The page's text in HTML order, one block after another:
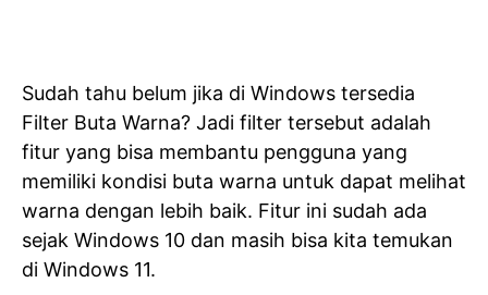
Sudah tahu belum jika di Windows tersedia
Filter Buta Warna? Jadi filter tersebut adalah
fitur yang bisa membantu pengguna yang
memiliki kondisi buta warna untuk dapat melihat
warna dengan lebih baik. Fitur ini sudah ada
sejak Windows 10 dan masih bisa kita temukan
di Windows 11.